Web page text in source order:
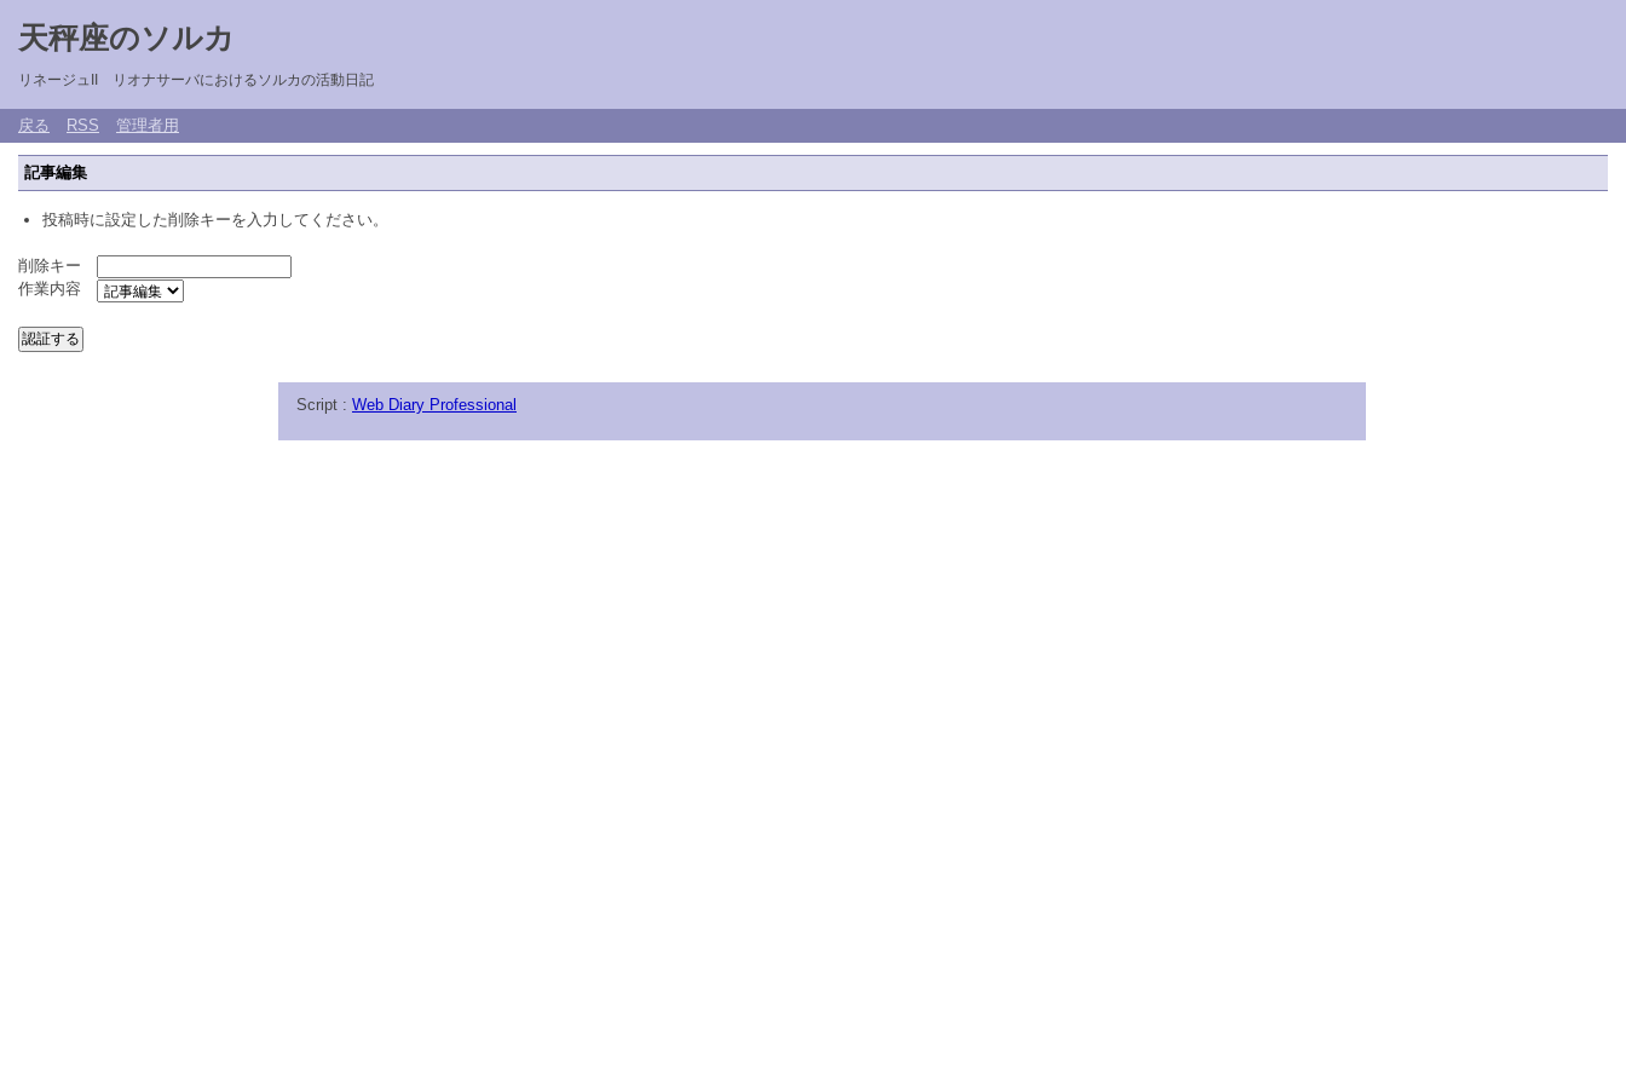
天秤座のソルカ
リネージュII リオナサーバにおけるソルカの活動日記
戻る RSS 管理者用
記事編集
投稿時に設定した削除キーを入力してください。
削除キー
作業内容
Script : Web Diary Professional